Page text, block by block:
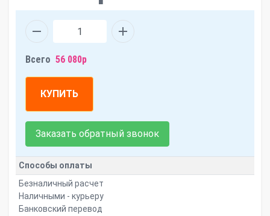
Всего 56 080р
КУПИТЬ
Заказать обратный звонок
Способы оплаты
Безналичный расчет
Наличными - курьеру
Банковский перевод